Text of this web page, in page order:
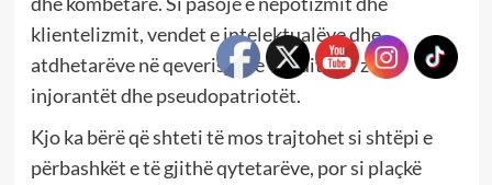
klientelizmit, vendet e intelektualëve dhe
atdhetarëve në qeverisjen e vendit po i zënë
injorantët dhe pseudopatriotët.
Kjo ka bërë që shteti të mos trajtohet si shtëpi e
përbashkët e të gjithë qytetarëve, por si plaçkë